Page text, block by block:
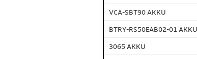
VCA-SBT90 AKKU
BTRY-RS50EAB02-01 AKKU
3065 AKKU